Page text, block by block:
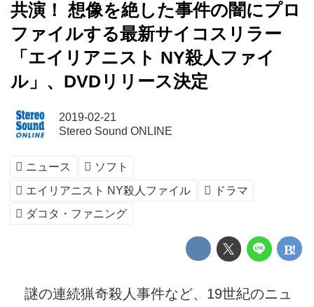
共演！ 想像を絶した事件の闇にプロ
ファイルする最新サイコスリラー
「エイリアニスト NY殺人ファイ
ル」、DVDリリース決定
2019-02-21
Stereo Sound ONLINE
ニュース
ソフト
エイリアニスト NY殺人ファイル
ドラマ
ダコタ・ファニング
謎の連続猟奇殺人事件など、19世紀のニュ